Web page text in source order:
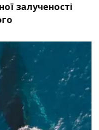
залученості